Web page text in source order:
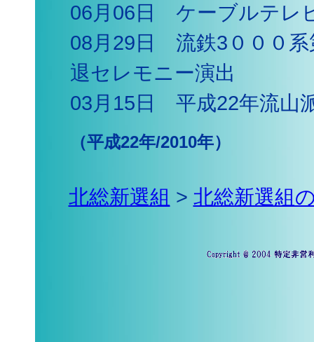
06月06日 ケーブルテレ
08月29日 流鉄3０００系
退セレモニー演出
03月15日 平成22年流山
（平成22年/2010年）
北総新選組 > 北総新選組